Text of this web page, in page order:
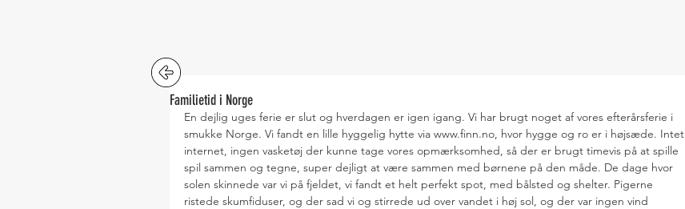
Familietid i Norge
En dejlig uges ferie er slut og hverdagen er igen igang. Vi har brugt noget af vores efterårsferie i
smukke Norge. Vi fandt en lille hyggelig hytte via www.finn.no, hvor hygge og ro er i højsæde. Intet
internet, ingen vasketøj der kunne tage vores opmærksomhed, så der er brugt timevis på at spille
spil sammen og tegne, super dejligt at være sammen med børnene på den måde. De dage hvor
solen skinnede var vi på fjeldet, vi fandt et helt perfekt spot, med bålsted og shelter. Pigerne
ristede skumfiduser, og der sad vi og stirrede ud over vandet i høj sol, og der var ingen vind